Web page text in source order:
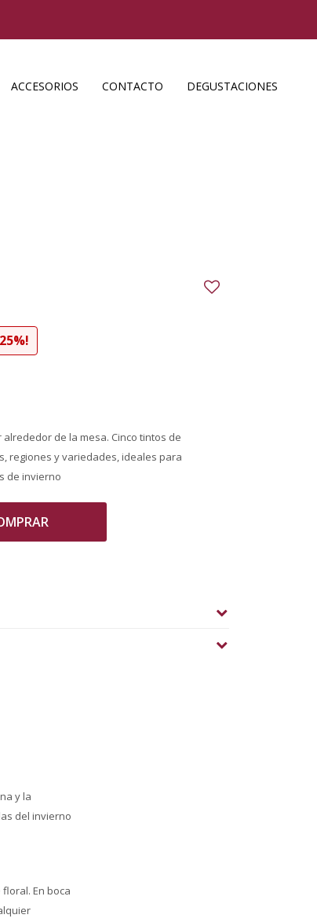
ACCESORIOS CONTACTO DEGUSTACIONES
25
de la mesa. Cinco tintos de
regiones y variedades, ideales para
de invierno
y la
del invierno
En boca